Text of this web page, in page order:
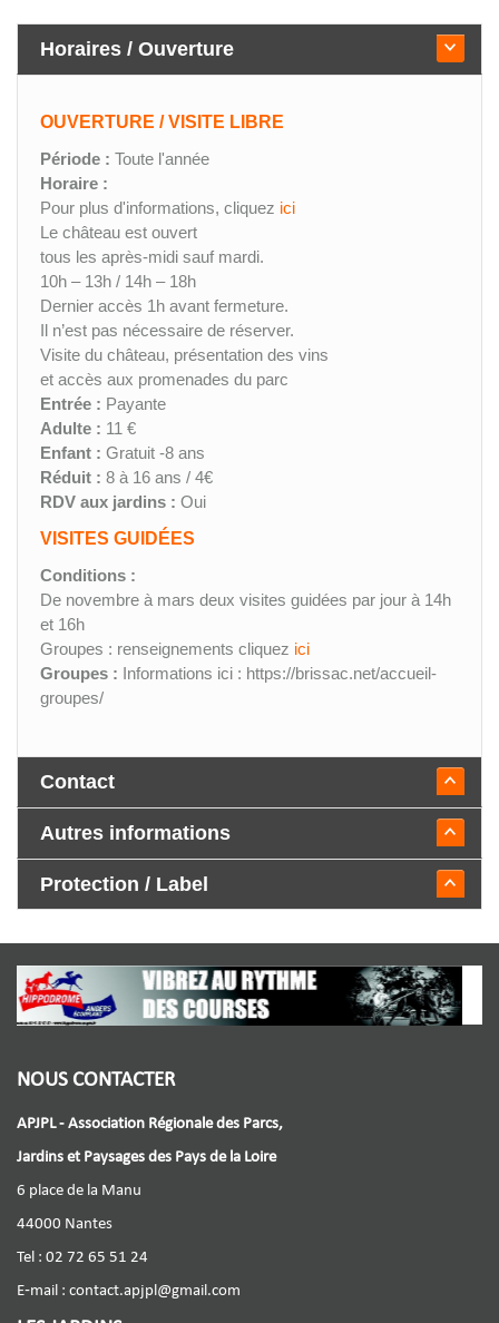
Horaires / Ouverture
OUVERTURE / VISITE LIBRE
Période : Toute l'année
Horaire :
Pour plus d'informations, cliquez ici
Le château est ouvert
tous les après-midi sauf mardi.
10h – 13h / 14h – 18h
Dernier accès 1h avant fermeture.
Il n’est pas nécessaire de réserver.
Visite du château, présentation des vins
et accès aux promenades du parc
Entrée : Payante
Adulte : 11 €
Enfant : Gratuit -8 ans
Réduit : 8 à 16 ans / 4€
RDV aux jardins : Oui
VISITES GUIDÉES
Conditions :
De novembre à mars deux visites guidées par jour à 14h
et 16h
Groupes : renseignements cliquez ici
Groupes : Informations ici : https://brissac.net/accueil-
groupes/
Contact
Autres informations
Protection / Label
NOUS CONTACTER
APJPL - Association Régionale des Parcs,
Jardins et Paysages des Pays de la Loire
6 place de la Manu
44000 Nantes
Tel : 02 72 65 51 24
E-mail : contact.apjpl@gmail.com